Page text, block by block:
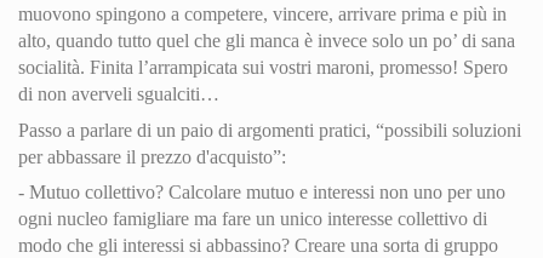
muovono spingono a competere, vincere, arrivare prima e più in
alto, quando tutto quel che gli manca è invece solo un po’ di sana
socialità. Finita l’arrampicata sui vostri maroni, promesso! Spero
di non averveli sgualciti…
Passo a parlare di un paio di argomenti pratici, “possibili soluzioni
per abbassare il prezzo d'acquisto”:
- Mutuo collettivo? Calcolare mutuo e interessi non uno per uno
ogni nucleo famigliare ma fare un unico interesse collettivo di
modo che gli interessi si abbassino? Creare una sorta di gruppo